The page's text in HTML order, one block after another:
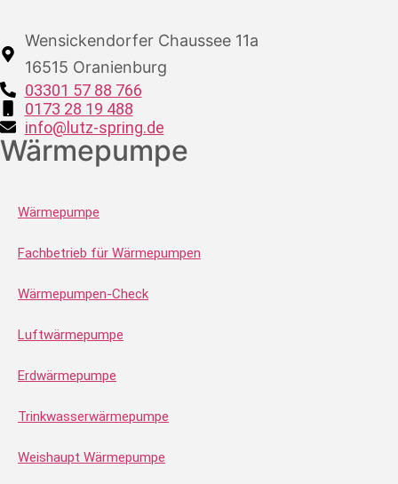
Wensickendorfer Chaussee 11a
16515 Oranienburg
03301 57 88 766
0173 28 19 488
info@lutz-spring.de
Wärmepumpe
Wärmepumpe
Fachbetrieb für Wärmepumpen
Wärmepumpen-Check
Luftwärmepumpe
Erdwärmepumpe
Trinkwasserwärmepumpe
Weishaupt Wärmepumpe